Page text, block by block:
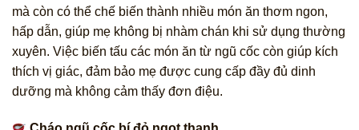
mà còn có thể chế biến thành nhiều món ăn thơm ngon,
hấp dẫn, giúp mẹ không bị nhàm chán khi sử dụng thường
xuyên. Việc biến tấu các món ăn từ ngũ cốc còn giúp kích
thích vị giác, đảm bảo mẹ được cung cấp đầy đủ dinh
dưỡng mà không cảm thấy đơn điệu.